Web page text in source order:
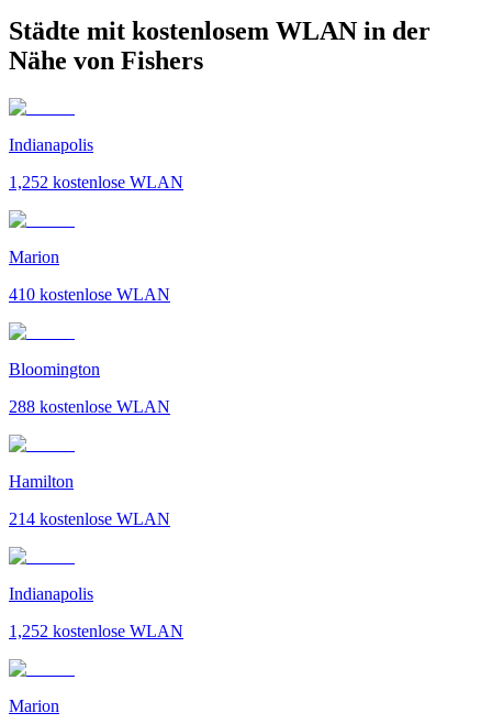
Städte mit kostenlosem WLAN in der
Nähe von Fishers
Indianapolis
1,252 kostenlose WLAN
Marion
410 kostenlose WLAN
Bloomington
288 kostenlose WLAN
Hamilton
214 kostenlose WLAN
Indianapolis
1,252 kostenlose WLAN
Marion